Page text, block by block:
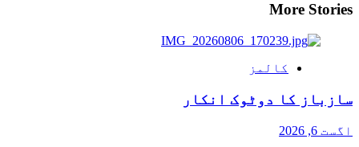
More Stories
کالمز
سازباز کا دوٹوک انکار
اگست 6, 2026